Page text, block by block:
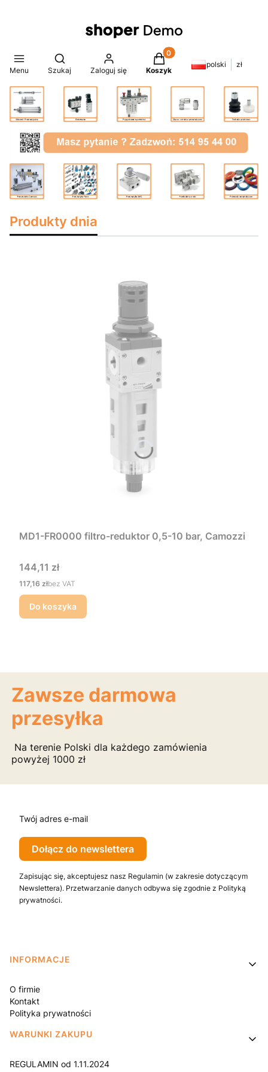
Menu
Otwórz wyszukiwarkę
Szukaj Zaloguj się
Produkty w koszyku: 0.
Koszyk
polski zł
Produkty dnia
MD1-FR0000 filtro-reduktor 0,5-10 bar, Camozzi
Cena
144,11 zł
Cena
117,16 złbez VAT
Do koszyka
Zawsze darmowa
przesyłka
Na terenie Polski dla każdego zamówienia
powyżej 1000 zł
Twój adres e-mail
Dołącz do newslettera
Zapisując się, akceptujesz nasz Regulamin (w zakresie dotyczącym
Newslettera). Przetwarzanie danych odbywa się zgodnie z Polityką
prywatności.
Linki w stopce
INFORMACJE
O firmie
Kontakt
Polityka prywatności
WARUNKI ZAKUPU
REGULAMIN od 1.11.2024